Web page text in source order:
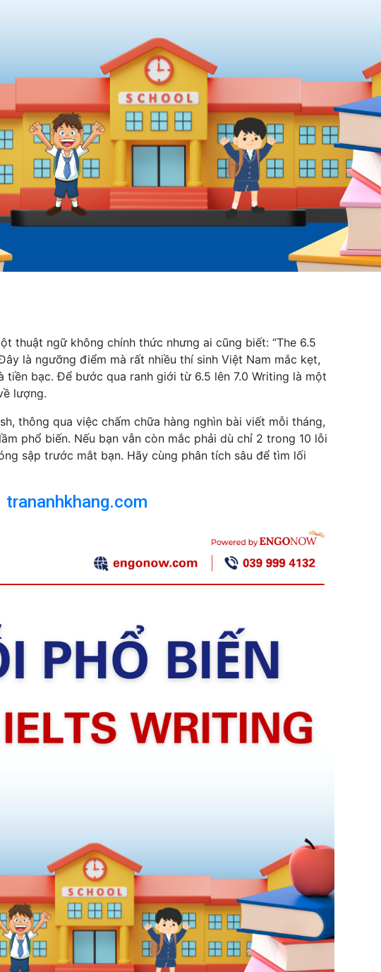
thuật ngữ không chính thức nhưng ai cũng biết: “The 6.5
là ngưỡng điểm mà rất nhiều thí sinh Việt Nam mắc kẹt,
tiền bạc. Để bước qua ranh giới từ 6.5 lên 7.0 Writing là một
lượng.
thông qua việc chấm chữa hàng nghìn bài viết mỗi tháng,
phổ biến. Nếu bạn vẫn còn mắc phải dù chỉ 2 trong 10 lỗi
sập trước mắt bạn. Hãy cùng phân tích sâu để tìm lối
trananhkhang.com